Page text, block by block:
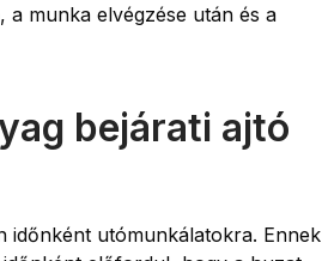
a munka elvégzése után és a
bejárati ajtó
időnként utómunkálatokra. Ennek